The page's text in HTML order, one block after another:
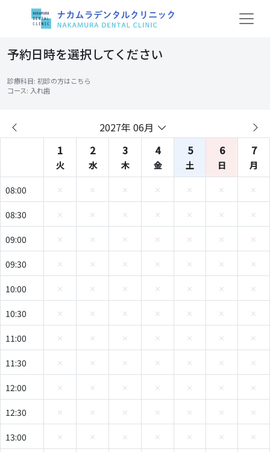
予約日時を選択してください
診療科目: 初診の方はこちら
コース: 入れ歯
2027年 06月
1
火
2
水
3
木
4
金
5
土
6
日
7
月
08:00
08:30
09:00
09:30
10:00
10:30
11:00
11:30
12:00
12:30
13:00